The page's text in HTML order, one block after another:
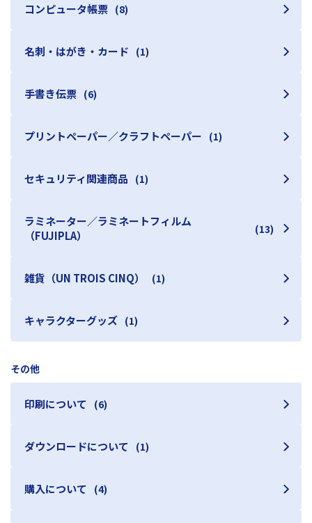
コンピュータ帳票 (8)
名刺・はがき・カード (1)
手書き伝票 (6)
プリントペーパー／クラフトペーパー (1)
セキュリティ関連商品 (1)
ラミネーター／ラミネートフィルム
（FUJIPLA）
(13)
雑貨（UN TROIS CINQ） (1)
キャラクターグッズ (1)
その他
印刷について (6)
ダウンロードについて (1)
購入について (4)